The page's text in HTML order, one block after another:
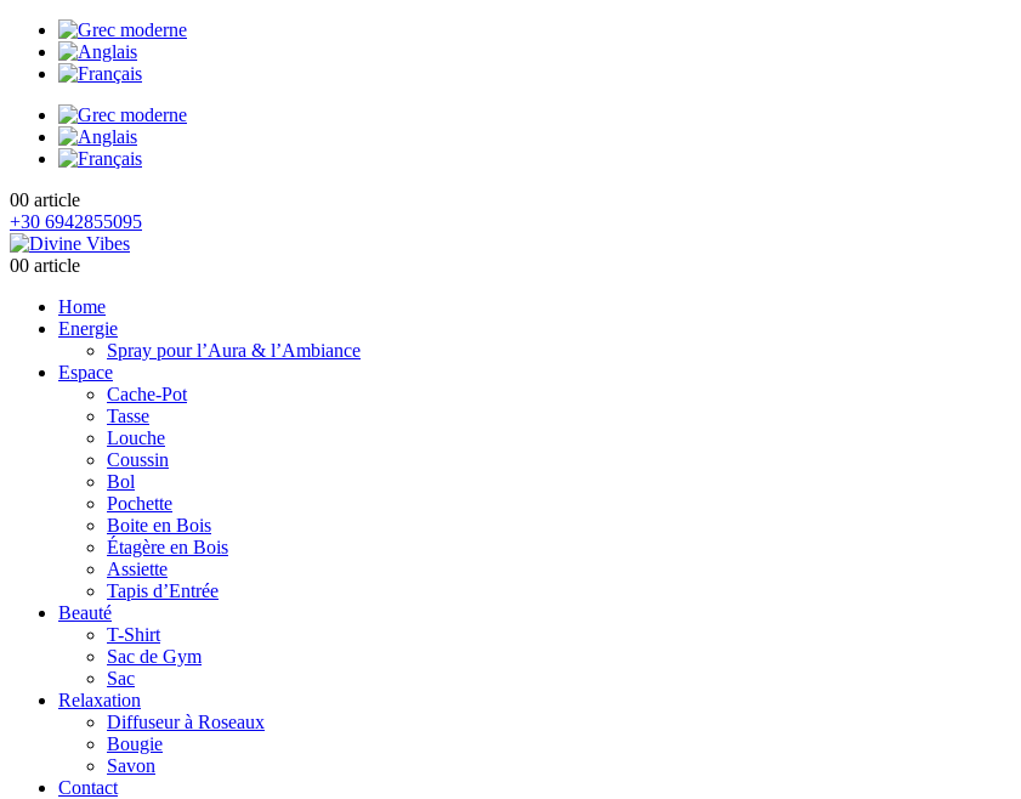
00 article
+30 6942855095
00 article
Home
Energie
Spray pour l’Aura & l’Ambiance
Espace
Cache-Pot
Tasse
Louche
Coussin
Bol
Pochette
Boite en Bois
Étagère en Bois
Assiette
Tapis d’Entrée
Beauté
T-Shirt
Sac de Gym
Sac
Relaxation
Diffuseur à Roseaux
Bougie
Savon
Contact